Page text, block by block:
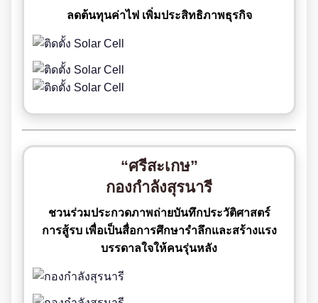
ลดต้นทุนค่าไฟ เพิ่มประสิทธิภาพธุรกิจ
“ศรีสะเกษ”
กองกำลังสุรนารี
ชวนร่วมประกวดภาพถ่ายบันทึกประวัติศาสตร์
การสู้รบ เพื่อเป็นสื่อการศึกษารำลึกและสร้างแรง
บรรดาลใจให้คนรุ่นหลัง